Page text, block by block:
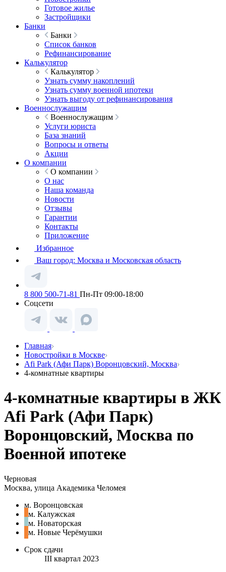
Готовое жилье
Застройщики
Банки
Банки
Список банков
Рефинансирование
Калькулятор
Калькулятор
Узнать сумму накоплений
Узнать сумму военной ипотеки
Узнать выгоду от рефинансирования
Военнослужащим
Военнослужащим
Услуги юриста
База знаний
Вопросы и ответы
Акции
О компании
О компании
О нас
Наша команда
Новости
Отзывы
Гарантии
Контакты
Приложение
Избранное
Ваш город: Москва и Московская область
8 800 500-71-81 Пн-Пт 09:00-18:00
Соцсети
Главная
Новостройки в Москве
Afi Park (Афи Парк) Воронцовский, Москва
4-комнатные квартиры
4-комнатные квартиры в ЖК
Afi Park (Афи Парк)
Воронцовский, Москва по
Военной ипотеке
Черновая
Москва, улица Академика Челомея
м. Воронцовская
м. Калужская
м. Новаторская
м. Новые Черёмушки
Срок сдачи
III квартал 2023